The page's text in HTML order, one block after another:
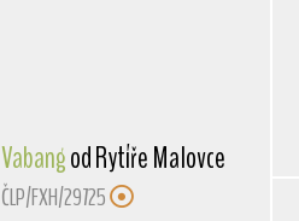
Vabangod Rytíře Malovce
ČLP/FXH/29725